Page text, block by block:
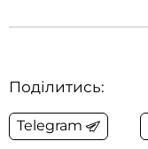
Поділитись:
Telegram